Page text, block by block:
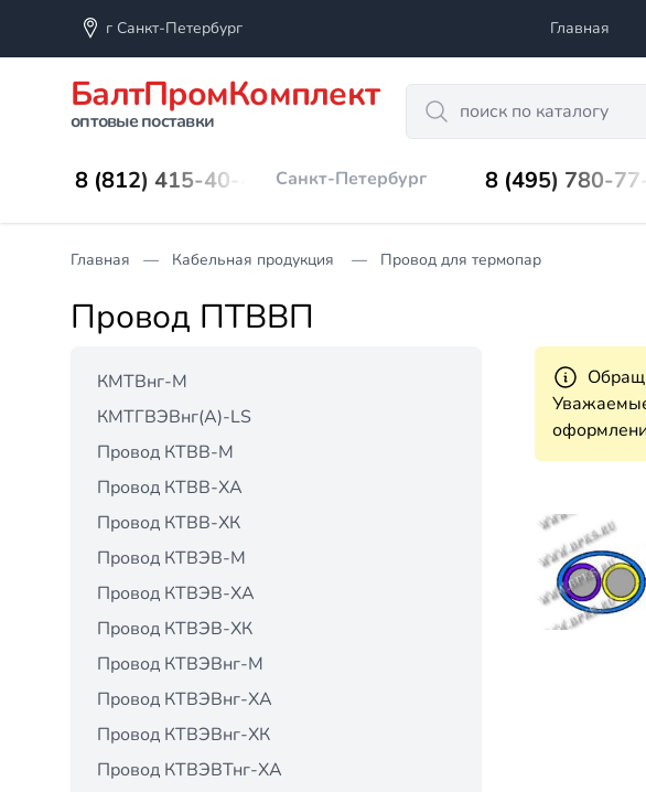
г Санкт-Петербург Главная
БалтПромКомплект
оптовые поставки
Search
8 (812) 415-40-45 Санкт-Петербург 8 (495) 780-77-
Главная Кабельная продукция Провод для термопар
Провод ПТВВП
КМТВнг-М
КМТГВЭВнг(А)-LS
Провод КТВВ-М
Провод КТВВ-ХА
Провод КТВВ-ХК
Провод КТВЭВ-М
Провод КТВЭВ-ХА
Провод КТВЭВ-ХК
Провод КТВЭВнг-М
Провод КТВЭВнг-ХА
Провод КТВЭВнг-ХК
Провод КТВЭВТнг-ХА